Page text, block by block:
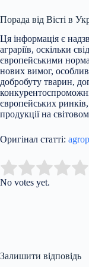
Порада від Вісті в
Ця інформація є
аграріїв, оскільки
європейськими
нових вимог,
добробуту тварин,
європейських
продукції на
Оригінал статті:
Rate this item:
No votes yet.
Залишити відповідь